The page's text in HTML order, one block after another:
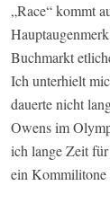
„Race“ kommt
Buchmarkt
Ich unterhielt
dauerte nicht
Owens im
ich lange Zeit
ein Kommilitone